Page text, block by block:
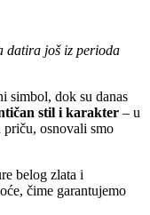
datira još iz perioda
simbol, dok su danas
stil i karakter – u
priču, osnovali smo
belog zlata i
čime garantujemo